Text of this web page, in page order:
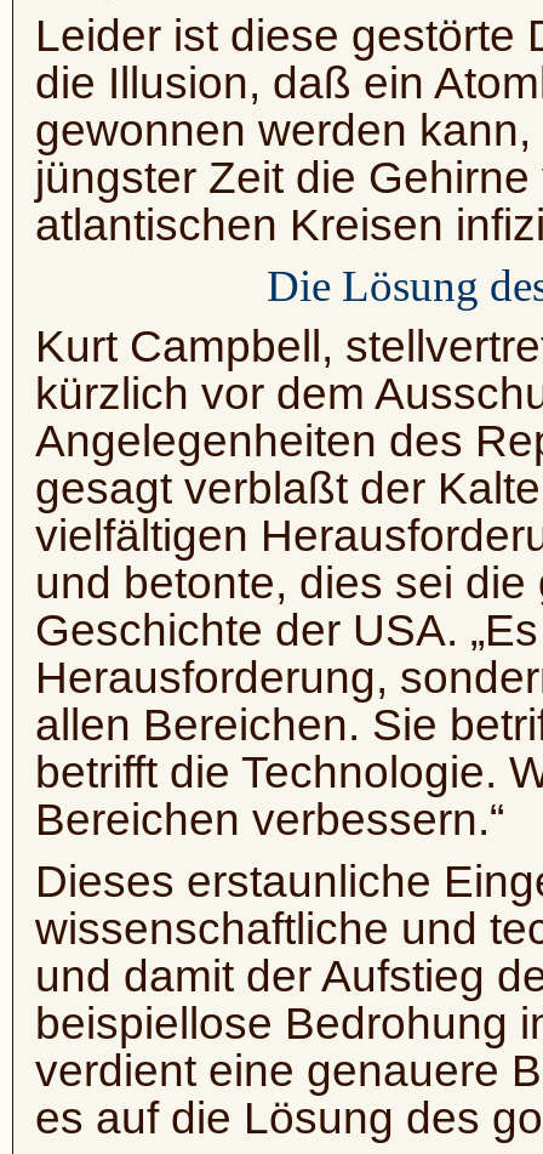
Leider ist diese gestörte
die Illusion, daß ein
gewonnen werden
jüngster Zeit die
atlantischen Kreisen
Die Lösung
Kurt Campbell,
kürzlich vor dem
Angelegenheiten des
gesagt verblaßt der
vielfältigen
und betonte, dies sei
Geschichte der USA.
Herausforderung,
allen Bereichen. Sie
betrifft die Technologie.
Bereichen verbessern.“
Dieses erstaunliche
wissenschaftliche und
und damit der Aufstieg
beispiellose Bedrohung
verdient eine genauere
es auf die Lösung des